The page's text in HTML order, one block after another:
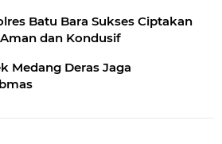
Batu Bara Sukses Ciptakan
dan Kondusif
Medang Deras Jaga